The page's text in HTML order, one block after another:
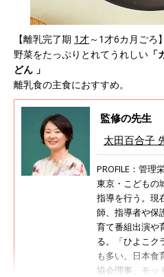
【離乳完了期 1才～1才6カ月ごろ】
野菜をたっぷりとれてうれしい
どん 」
離乳食の主食におすすめ。
監修の先生
太田百合子
PROFILE：管理
東京・こどもの
指導を行う。現
師、指導者や保
育て番組出演や
る。「ひよこク
も多い。日本食
協会理事。モッ